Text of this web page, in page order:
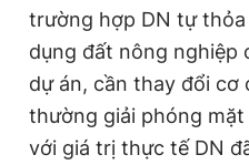
trường hợp DN tự thỏa
dụng đất nông nghiệp
dự án, cần thay đổi cơ
thường giải phóng
với giá trị thực tế DN